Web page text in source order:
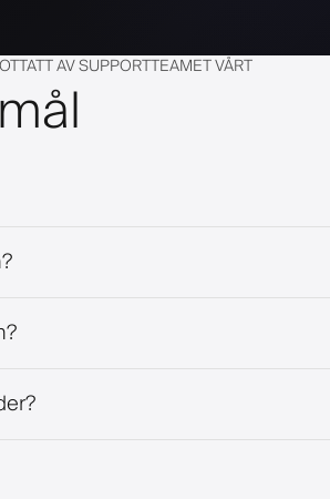
AV SUPPORTTEAMET VÅRT